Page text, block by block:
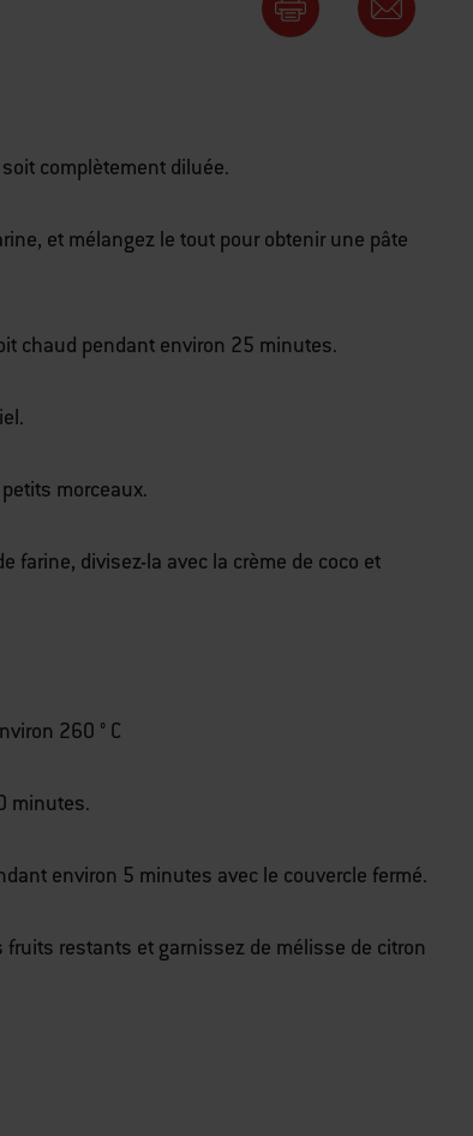
complètement diluée.
et mélangez le tout pour obtenir une pâte
chaud pendant environ 25 minutes.
morceaux.
farine, divisez-la avec la crème de coco et
260 ° C
minutes.
environ 5 minutes avec le couvercle fermé.
fruits restants et garnissez de mélisse de citron